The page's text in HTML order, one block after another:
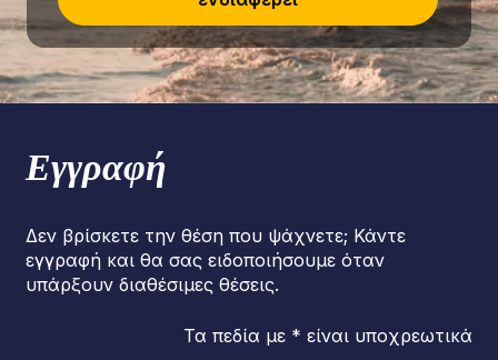
Εγγραφή
Δεν βρίσκετε την θέση που ψάχνετε; Κάντε
εγγραφή και θα σας ειδοποιήσουμε όταν
υπάρξουν διαθέσιμες θέσεις.
Τα πεδία με * είναι υποχρεωτικά